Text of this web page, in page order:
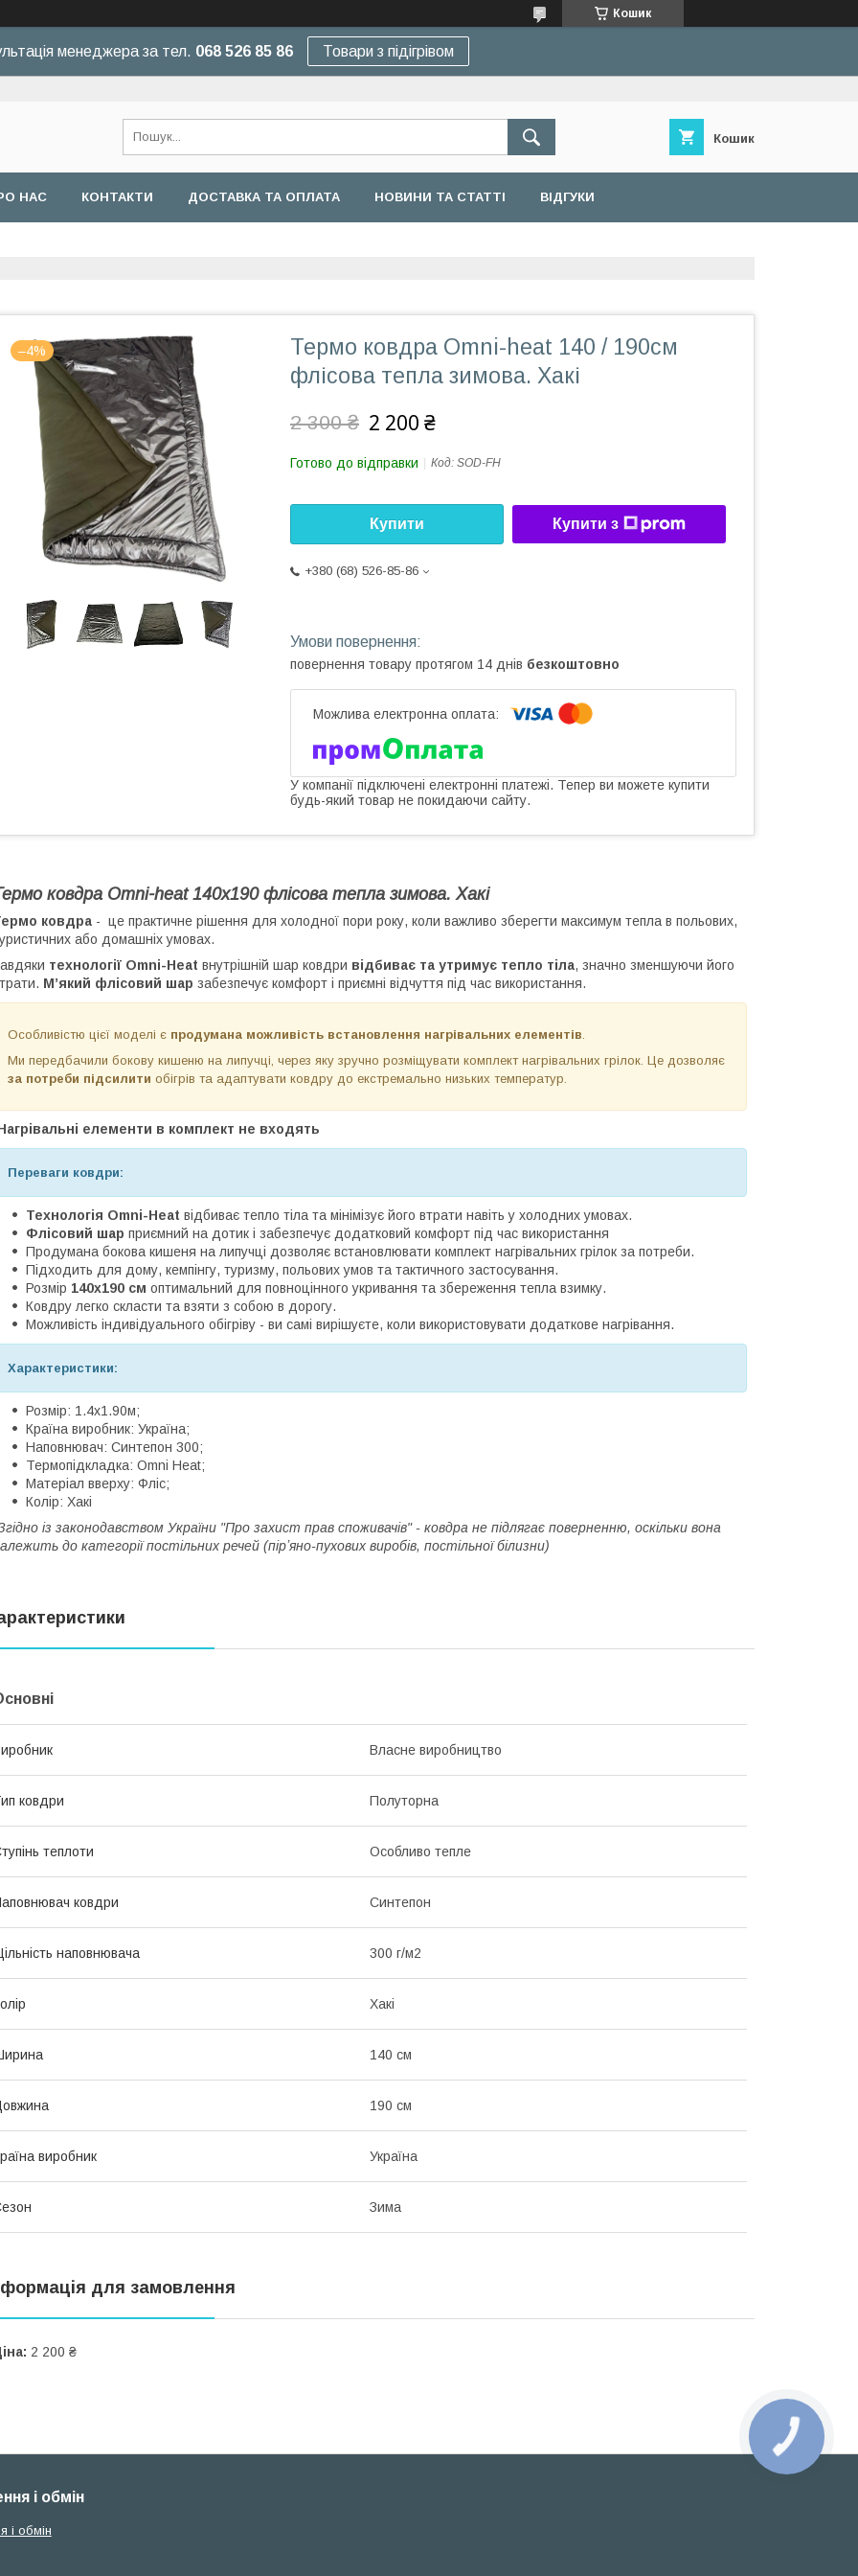
Кошик
менеджера за тел. 068 526 85 86 Товари з підігрівом
Кошик
НАС КОНТАКТИ ДОСТАВКА ТА ОПЛАТА НОВИНИ ТА СТАТТІ ВІДГУКИ
–4%
Термо ковдра Omni-heat 140 / 190см
флісова тепла зимова. Хакі
2 300 ₴ 2 200 ₴
Готово до відправки Код: SOD-FH
Купити Купити з
+380 (68) 526-85-86
повернення товару протягом 14 днів безкоштовно
У компанії підключені електронні платежі. Тепер ви можете купити
будь-який товар не покидаючи сайту.
ковдра Omni-heat 140х190 флісова тепла зимова. Хакі
ковдра - це практичне рішення для холодної пори року, коли важливо зберегти максимум тепла в польових,
або домашніх умовах.
технології Omni-Heat внутрішній шар ковдри відбиває та утримує тепло тіла, значно зменшуючи його
М’який флісовий шар забезпечує комфорт і приємні відчуття під час використання.
Особливістю цієї моделі є продумана можливість встановлення нагрівальних елементів
Ми передбачили бокову кишеню на липучці, через яку зручно розміщувати комплект нагрівальних грілок. Це дозволяє
за потреби підсилити обігрів та адаптувати ковдру до екстремально низьких температур.
елементи в комплект не входять
Переваги ковдри:
Технологія Omni-Heat відбиває тепло тіла та мінімізує його втрати навіть у холодних умовах.
Флісовий шар приємний на дотик і забезпечує додатковий комфорт під час використання
Продумана бокова кишеня на липучці дозволяє встановлювати комплект нагрівальних грілок за потреби.
Підходить для дому, кемпінгу, туризму, польових умов та тактичного застосування.
Розмір 140х190 см оптимальний для повноцінного укривання та збереження тепла взимку.
Ковдру легко скласти та взяти з собою в дорогу.
Можливість індивідуального обігріву - ви самі вирішуєте, коли використовувати додаткове нагрівання.
Характеристики:
Розмір: 1.4х1.90м;
Країна виробник: Україна;
Наповнювач: Синтепон 300;
Термопідкладка: Omni Heat;
Матеріал вверху: Фліс;
Колір: Хакі
із законодавством України "Про захист прав споживачів" - ковдра не підлягає поверненню, оскільки вона
до категорії постільних речей (пірʼяно-пухових виробів, постільної білизни)
Власне виробництво
ковдри Полуторна
теплоти Особливо тепле
ковдри Синтепон
наповнювача 300 г/м2
Хакі
140 см
190 см
виробник Україна
Зима
для замовлення
2 200 ₴
і обмін
і обмін